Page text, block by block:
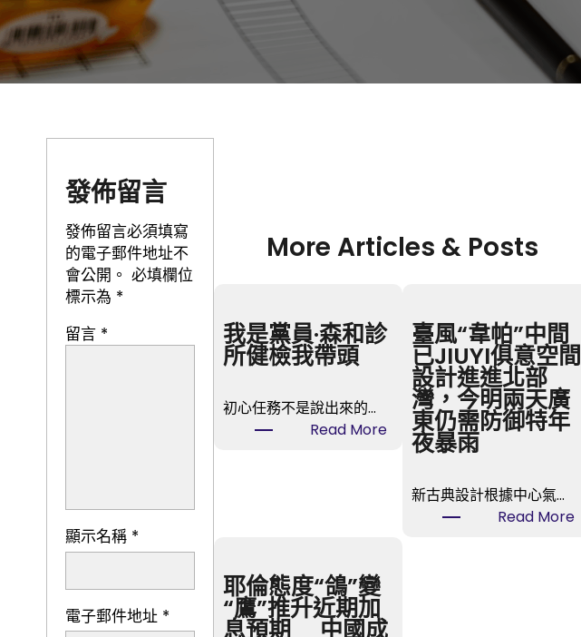
發佈留言
發佈留言必須填寫
的電子郵件地址不
會公開。 必填欄位
標示為 *
留言 *
顯示名稱 *
電子郵件地址 *
More Articles & Posts
我是黨員·森和診
所健檢我帶頭
初心任務不是說出來的…
Read More:
所
臺風“韋帕”中間
已JIUYI俱意空間
設計進進北部
灣，今明兩天廣
東仍需防御特年
夜暴雨
新古典設計根據中心氣…
Read More:
耶倫態度“鴿”變
“鷹”推升近期加
息預期 _ 中國成